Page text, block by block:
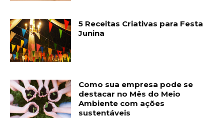
5 Receitas Criativas para Festa
Junina
Como sua empresa pode se
destacar no Mês do Meio
Ambiente com ações
sustentáveis